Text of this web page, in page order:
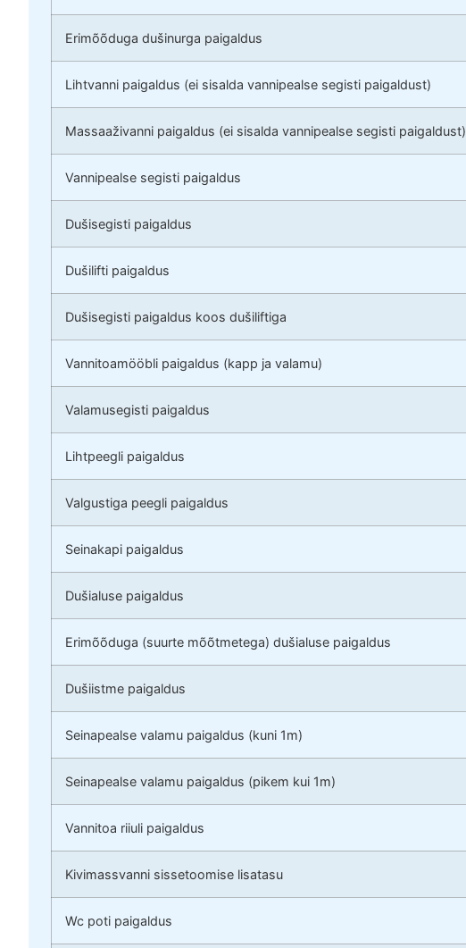
Erimõõduga dušinurga paigaldus
Lihtvanni paigaldus (ei sisalda vannipealse segisti paigaldust)
Massaaživanni paigaldus (ei sisalda vannipealse segisti paigaldust)
Vannipealse segisti paigaldus
Dušisegisti paigaldus
Dušilifti paigaldus
Dušisegisti paigaldus koos dušiliftiga
Vannitoamööbli paigaldus (kapp ja valamu)
Valamusegisti paigaldus
Lihtpeegli paigaldus
Valgustiga peegli paigaldus
Seinakapi paigaldus
Dušialuse paigaldus
Erimõõduga (suurte mõõtmetega) dušialuse paigaldus
Dušiistme paigaldus
Seinapealse valamu paigaldus (kuni 1m)
Seinapealse valamu paigaldus (pikem kui 1m)
Vannitoa riiuli paigaldus
Kivimassvanni sissetoomise lisatasu
Wc poti paigaldus